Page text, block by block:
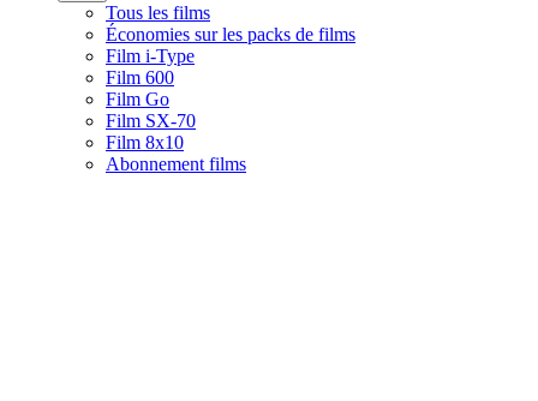
Tous les films
Économies sur les packs de films
Film i-Type
Film 600
Film Go
Film SX-70
Film 8x10
Abonnement films